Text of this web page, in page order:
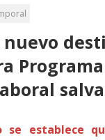
se establece